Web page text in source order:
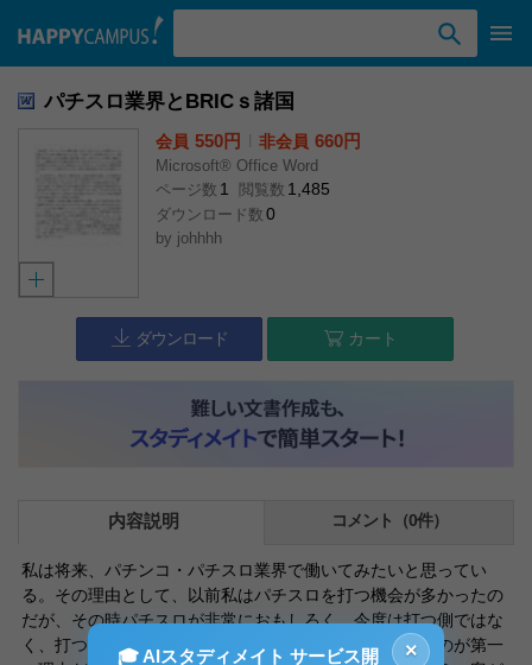
パチスロ業界とBRICｓ諸国
会員 550円 非会員 660円
Microsoft® Office Word
ページ数 1 閲覧数 1,485
ダウンロード数 0
by johhhh
ダウンロード カート
内容説明 コメント（0件）
私は将来、パチンコ・パチスロ業界で働いてみたいと思ってい
る。その理由として、以前私はパチスロを打つ機会が多かったの
だが、その時パチスロが非常におもしろく、今度は打つ側ではな
く、打つ台を提供する側で働いてみたいと思ったというのが第一
×
🎓 AIスタディメイト サービス開